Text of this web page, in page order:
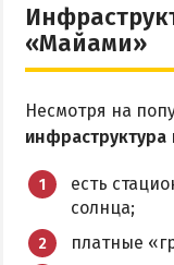
«Майами»
Несмотря на
инфраструктура
есть
солнца;
платные